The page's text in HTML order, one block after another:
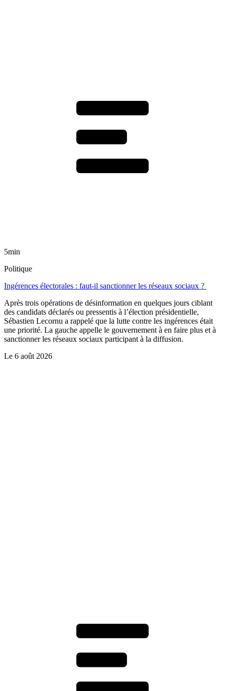
5min
Politique
Ingérences électorales : faut-il sanctionner les réseaux sociaux ?
Après trois opérations de désinformation en quelques jours ciblant
des candidats déclarés ou pressentis à l’élection présidentielle,
Sébastien Lecornu a rappelé que la lutte contre les ingérences était
une priorité. La gauche appelle le gouvernement à en faire plus et à
sanctionner les réseaux sociaux participant à la diffusion.
Le 6 août 2026